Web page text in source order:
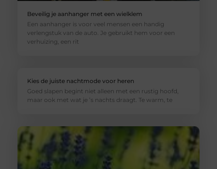
Beveilig je aanhanger met een wielklem
Een aanhanger is voor veel mensen een handig
verlengstuk van de auto. Je gebruikt hem voor een
verhuizing, een rit
Kies de juiste nachtmode voor heren
Goed slapen begint niet alleen met een rustig hoofd,
maar ook met wat je ’s nachts draagt. Te warm, te